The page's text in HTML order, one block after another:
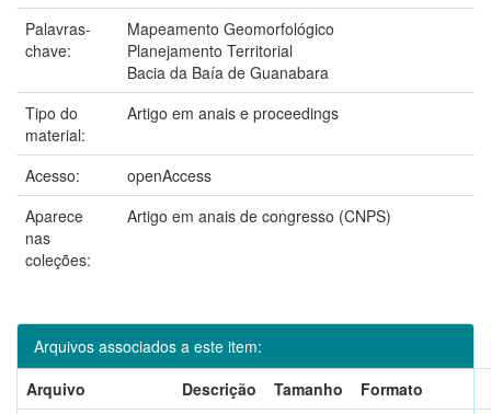
Palavras-
chave:
Mapeamento Geomorfológico
Planejamento Territorial
Bacia da Baía de Guanabara
Tipo do
material:
Artigo em anais e proceedings
Acesso:
openAccess
Aparece
nas
coleções:
Artigo em anais de congresso (CNPS)
Arquivos associados a este item:
Arquivo
Descrição Tamanho
Formato